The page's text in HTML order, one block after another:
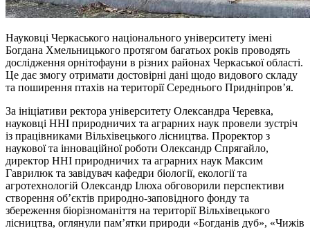
Науковці Черкаського національного університету імені
Богдана Хмельницького протягом багатьох років проводять
дослідження орнітофауни в різних районах Черкаської області.
Це дає змогу отримати достовірні дані щодо видового складу
та поширення птахів на території Середнього Придніпров’я.
За ініціативи ректора університету Олександра Черевка,
науковці ННІ природничих та аграрних наук провели зустріч
із працівниками Вільхівецького лісництва. Проректор з
наукової та інноваційної роботи Олександр Спрягайло,
директор ННІ природничих та аграрних наук Максим
Гаврилюк та завідувач кафедри біології, екології та
агротехнологій Олександр Ілюха обговорили перспективи
створення об’єктів природно-заповідного фонду та
збереження біорізноманіття на території Вільхівецького
лісництва, оглянули пам’ятки природи «Богданів дуб», «Чижів